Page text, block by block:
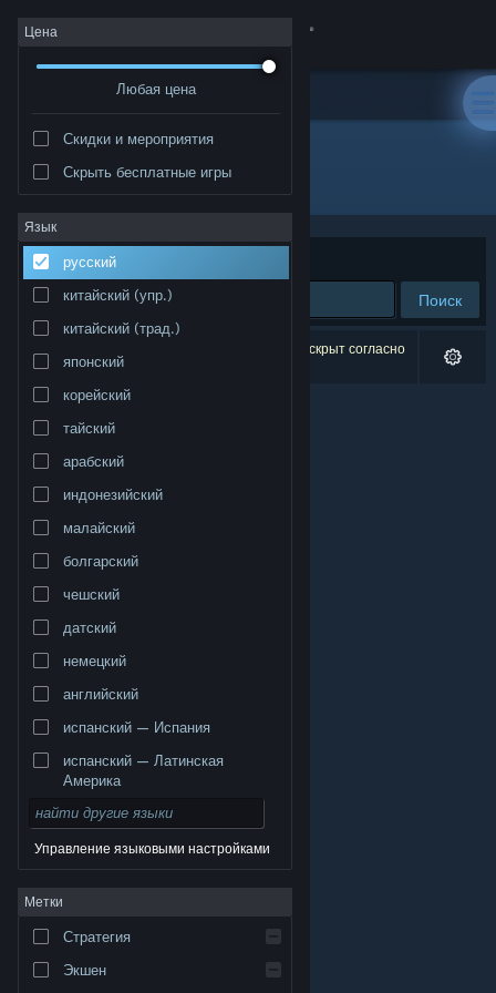
Войти
Сообщество
Информация
Поддержка
Изменить язык
Полная версия
© Valve Corporation. Все права сохранены. Все
торговые марки являются собственностью
Правовая информация
Соглашение подписчика Steam
Файлы cookie
Цена
Любая цена
Скидки и мероприятия
Скрыть бесплатные игры
Язык
русский
китайский (упр.)
китайский (трад.)
японский
корейский
тайский
арабский
индонезийский
малайский
болгарский
чешский
датский
немецкий
английский
испанский — Испания
испанский — Латинская
Америка
Управление языковыми настройками
Метки
Стратегия
Экшен
Разработчик: SixpenceTech
Сортировать по
Поиск
Результатов по вашему запросу: 0. 1 продукт скрыт согласно
вашим настройкам.